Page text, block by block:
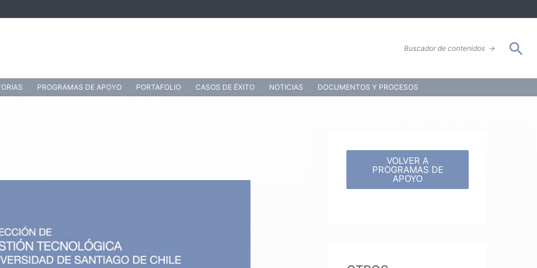
Buscador de contenidos →
PROGRAMAS DE APOYO PORTAFOLIO CASOS DE ÉXITO NOTICIAS DOCUMENTOS Y PROCESOS
VOLVER A
PROGRAMAS DE
APOYO